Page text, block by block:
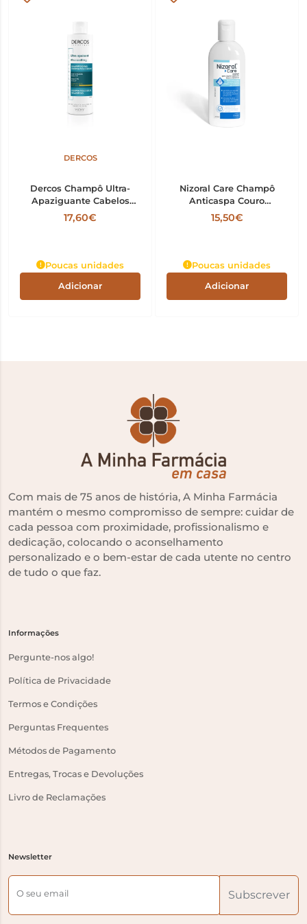
DERCOS
Dercos Champô Ultra-
Apaziguante Cabelos
Secos 200ml
17,60€
Poucas unidades
Adicionar
Nizoral Care Champô
Anticaspa Couro
Cabeludo Seco e Sensível
200ml
15,50€
Poucas unidades
Adicionar
Com mais de 75 anos de história, A Minha Farmácia
mantém o mesmo compromisso de sempre: cuidar de
cada pessoa com proximidade, profissionalismo e
dedicação, colocando o aconselhamento
personalizado e o bem-estar de cada utente no centro
de tudo o que faz.
Informações
Pergunte-nos algo!
Política de Privacidade
Termos e Condições
Perguntas Frequentes
Métodos de Pagamento
Entregas, Trocas e Devoluções
Livro de Reclamações
Newsletter
O seu email Subscrever